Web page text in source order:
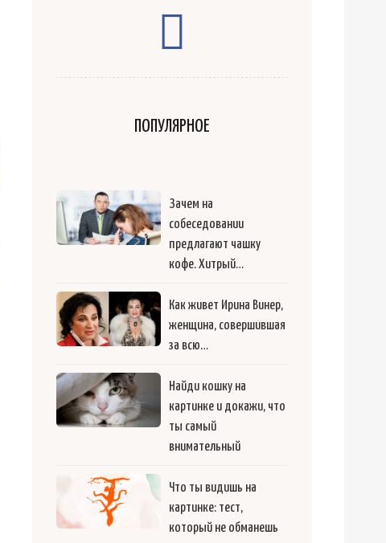
ПОПУЛЯРНОЕ
Зачем на
собеседовании
предлагают чашку
кофе. Хитрый…
Как живет Ирина Винер,
женщина, совершившая
за всю…
Найди кошку на
картинке и докажи, что
ты самый
внимательный
Что ты видишь на
картинке: тест,
который не обманешь